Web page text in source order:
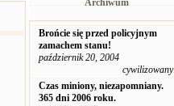
Archiwum
Brońcie się przed policyjnym
zamachem stanu!
październik 20, 2004
cywilizowany
Czas miniony, niezapomniany.
365 dni 2006 roku.